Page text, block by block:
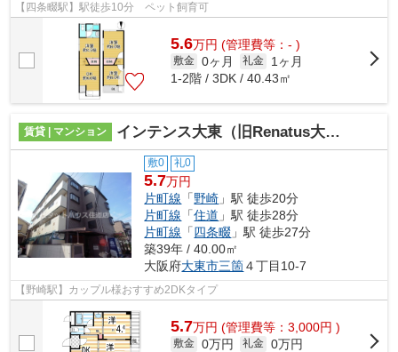
【四条畷駅】駅徒歩10分 ペット飼育可
5.6万円 (管理費等：- )
敷金 0ヶ月 礼金
1ヶ月
1-2階 / 3DK / 40.43㎡
賃貸 | マンション インテンス大東（旧Renatus大東）
敷0 礼0
5.7万円
片町線 「野崎 」駅 徒歩20分
片町線 「住道 」駅 徒歩28分
片町線 「四条畷 」駅 徒歩27分
築39年 / 40.00㎡
大阪府大東市三箇４丁目10-7
【野崎駅】カップル様おすすめ2DKタイプ
5.7万円 (管理費等：3,000円 )
敷金 0万円 礼金 0万円